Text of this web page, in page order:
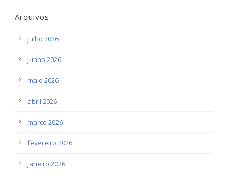
Arquivos
julho 2026
junho 2026
maio 2026
abril 2026
março 2026
fevereiro 2026
janeiro 2026